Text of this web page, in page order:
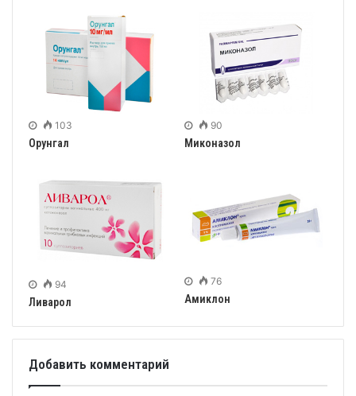
103
Орунгал
90
Миконазол
94
Ливарол
76
Амиклон
Добавить комментарий